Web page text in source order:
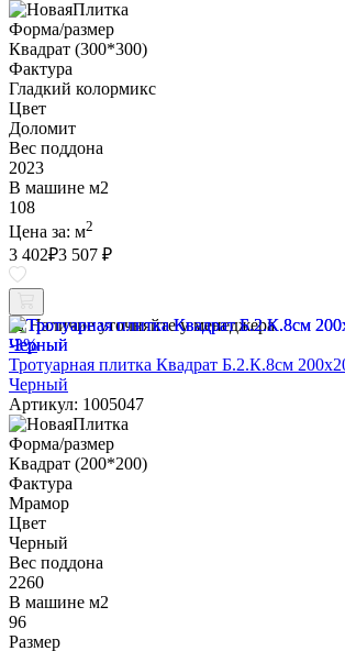
Форма/размер
Квадрат (300*300)
Фактура
Гладкий колормикс
Цвет
Доломит
Вес поддона
2023
В машине м2
108
Цена за: м2
3 402₽3 507 ₽
Наличие уточняйте у менеджера
-3%
Тротуарная плитка Квадрат Б.2.К.8см
Черный
Артикул: 1005047
Форма/размер
Квадрат (200*200)
Фактура
Мрамор
Цвет
Черный
Вес поддона
2260
В машине м2
96
Размер